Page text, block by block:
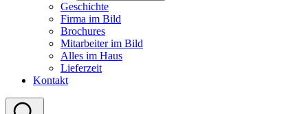
Geschichte
Firma im Bild
Brochures
Mitarbeiter im Bild
Alles im Haus
Lieferzeit
Kontakt